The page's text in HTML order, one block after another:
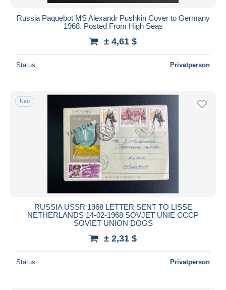
iDeal
Maestro
Wohnsitz des Verkäufers
Weltweit
Übernehmen
Russia Paquebot MS Alexandr Pushkin Cover to Germany
1968. Posted From High Seas
± 4,61 $
Status Privatperson
Neu
RUSSIA USSR 1968 LETTER SENT TO LISSE
NETHERLANDS 14-02-1968 SOVJET UNIE CCCP
SOVIET UNION DOGS
± 2,31 $
Status Privatperson